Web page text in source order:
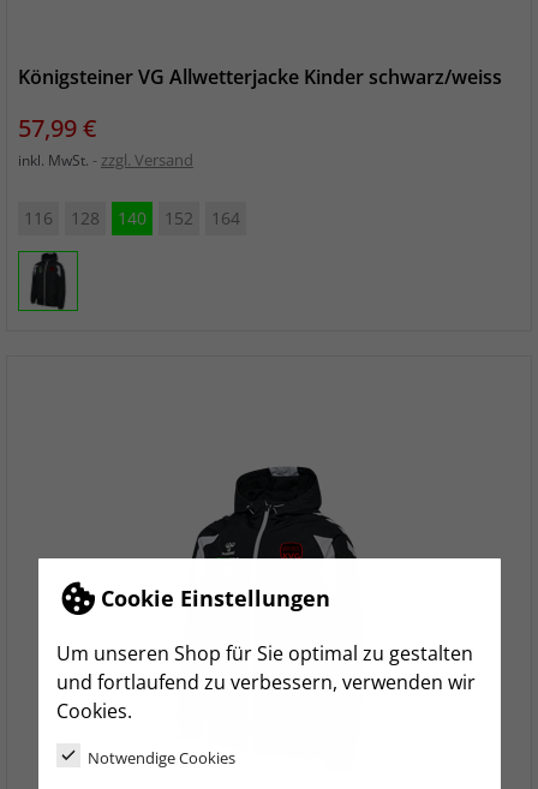
Cookie Einstellungen
Um unseren Shop für Sie optimal zu gestalten
und fortlaufend zu verbessern, verwenden wir
Cookies.
Notwendige Cookies
Königsteiner VG Allwetterjacke Kinder schwarz/weiss
Preis
57,99 €
inkl. MwSt. zzgl. Versand
116 128 140 152 164